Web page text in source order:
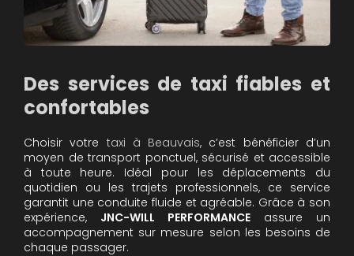
Des services de taxi fiables et
confortables
Choisir votre taxi à Beauvais, c’est bénéficier d’un
moyen de transport ponctuel, sécurisé et accessible
à toute heure. Idéal pour les déplacements du
quotidien ou les trajets professionnels, ce service
garantit une conduite fluide et agréable. Grâce à son
expérience, JNC-WILL PERFORMANCE assure un
accompagnement sur mesure selon les besoins de
chaque passager.